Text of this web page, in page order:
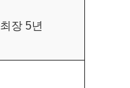
최장 5년